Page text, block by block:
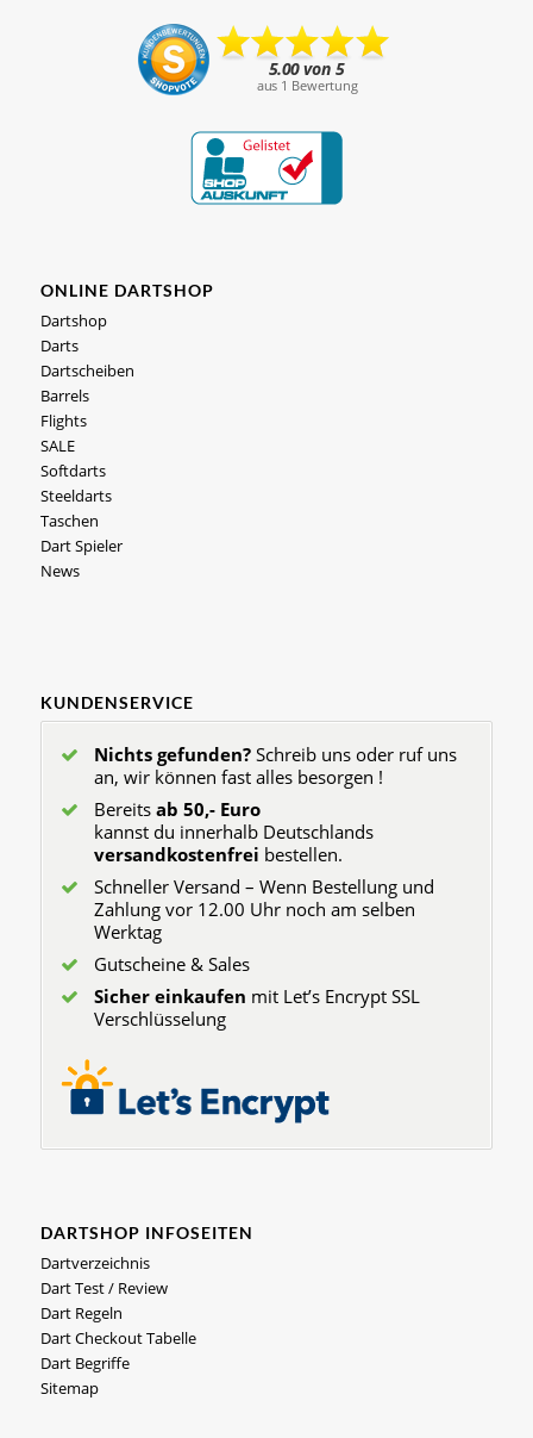
ONLINE DARTSHOP
Dartshop
Darts
Dartscheiben
Barrels
Flights
SALE
Softdarts
Steeldarts
Taschen
Dart Spieler
News
KUNDENSERVICE
Nichts gefunden?Schreib uns oder ruf uns
an, wir können fast alles besorgen !
Bereits ab 50,- Euro
kannst du innerhalb Deutschlands
versandkostenfrei bestellen.
Schneller Versand – Wenn Bestellung und
Zahlung vor 12.00 Uhr noch am selben
Werktag
Gutscheine & Sales
Sicher einkaufen mit Let’s Encrypt SSL
Verschlüsselung
DARTSHOP INFOSEITEN
Dartverzeichnis
Dart Test / Review
Dart Regeln
Dart Checkout Tabelle
Dart Begriffe
Sitemap